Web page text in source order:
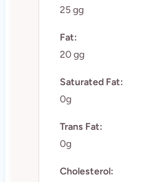
25 gg
Fat:
20 gg
Saturated Fat:
0g
Trans Fat:
0g
Cholesterol: